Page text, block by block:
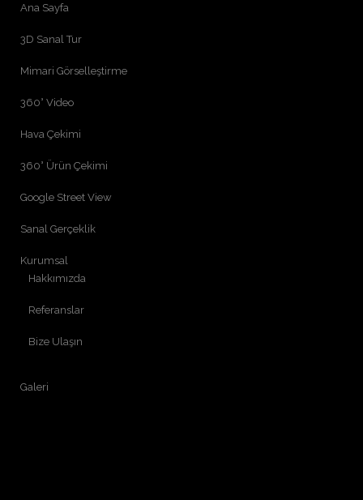
Ana Sayfa
3D Sanal Tur
Mimari Görselleştirme
360° Video
Hava Çekimi
360° Ürün Çekimi
Google Street View
Sanal Gerçeklik
Kurumsal
Hakkımızda
Referanslar
Bize Ulaşın
Galeri